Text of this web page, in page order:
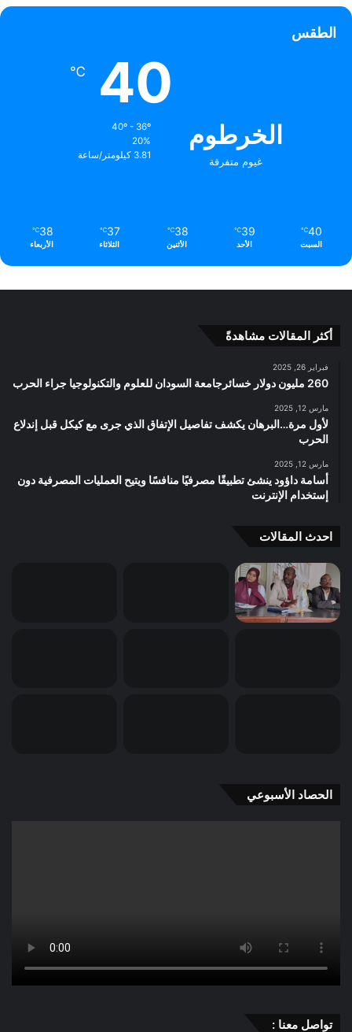
الطقس
الخرطوم
غيوم متفرقة
40
℃
40º - 36º
20%
3.81 كيلومتر/ساعة
40
℃
السبت
39
℃
الأحد
38
℃
الأثنين
37
℃
الثلاثاء
38
℃
الأربعاء
أكثر المقالات مشاهدةً
فبراير 26, 2025
260 مليون دولار خسائرجامعة السودان للعلوم والتكنولوجيا جراء الحرب
مارس 12, 2025
لأول مرة…البرهان يكشف تفاصيل الإتفاق الذي جرى مع كيكل قبل إندلاع
الحرب
مارس 12, 2025
أسامة داؤود ينشئ تطبيقًا مصرفيًا منافسًا ويتيح العمليات المصرفية دون
إستخدام الإنترنت
احدث المقالات
الحصاد الأسبوعي
تواصل معنا :